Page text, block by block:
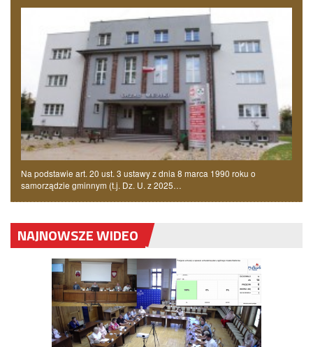
Na podstawie art. 20 ust. 3 ustawy z dnia 8 marca 1990 roku o
samorządzie gminnym (t.j. Dz. U. z 2025…
NAJNOWSZE WIDEO